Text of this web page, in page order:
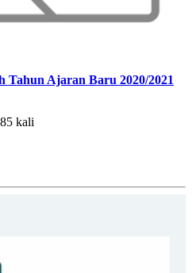
Tahun Ajaran Baru 2020/2021
kali